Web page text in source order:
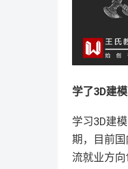
学了3D建
学习3D建
期，目前
流就业方